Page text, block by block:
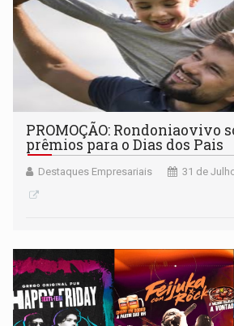
PROMOÇÃO: Rondoniaovivo
prêmios para o Dias dos Pais
Destaques Empresariais 31 de